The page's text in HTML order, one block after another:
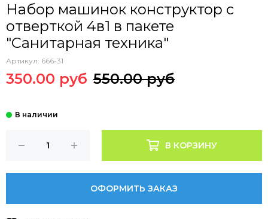
Набор машинок конструктор с
отверткой 4в1 в пакете
"Санитарная техника"
Артикул: 666-31
350.00 руб 550.00 руб
В КОРЗИНУ
ОФОРМИТЬ ЗАКАЗ